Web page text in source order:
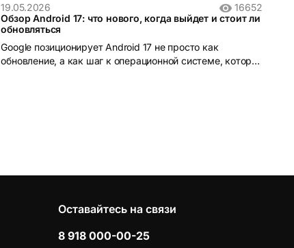
19.05.2026
16652
Обзор Android 17: что нового, когда выйдет и стоит ли
обновляться
Google позиционирует Android 17 не просто как
обновление, а как шаг к операционной системе, которая
Оставайтесь на связи
8 918 000-00-25